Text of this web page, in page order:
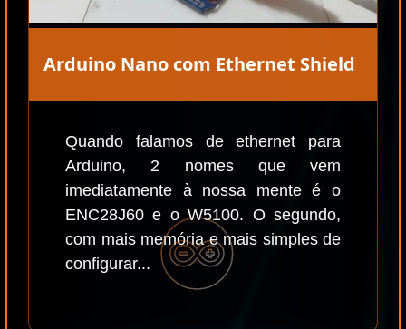
Arduino Nano com Ethernet Shield
Quando falamos de ethernet para
Arduino, 2 nomes que vem
imediatamente à nossa mente é o
ENC28J60 e o W5100. O segundo,
com mais memória e mais simples de
configurar...